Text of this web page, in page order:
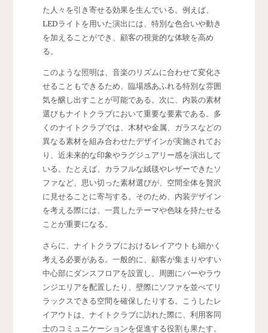
た人々を引き寄せる効果を生んでいる。例えば、
LEDライトを用いた演出には、特別な色合いや動き
を加えることができ、顧客の視覚的な体験を高め
る。
このような照明は、音楽のリズムに合わせて変化さ
せることもできるため、臨場感あふれる特別な雰囲
気を醸し出すことが可能である。次に、内装の素材
選びもナイトクラブにおいて重要な要素である。多
くのナイトクラブでは、木材や金属、ガラスなどの
異なる素材を組み合わせたデザインが実施されてお
り、近未来的な印象やラグジュアリー感を演出して
いる。たとえば、カラフルな絨毯やレザーできたソ
ファなど、思い切った素材選びが、空間全体を贅沢
に見せることに寄与する。そのため、内装デザイン
を考える際には、一貫したテーマや色味を持たせる
ことが重要になる。
さらに、ナイトクラブにおけるレイアウトも細かく
考える必要がある。一般的に、顧客が集まりやすい
中心部にダンスフロアを設置し、周囲にバーやラウ
ンジエリアを配置したり、壁際にソファを並べてリ
ラックスできる空間を確保したりする。こうしたレ
イアウトは、ナイトクラブに訪れた際に、利用客同
士のコミュニケーションを促進する役割も果たす。